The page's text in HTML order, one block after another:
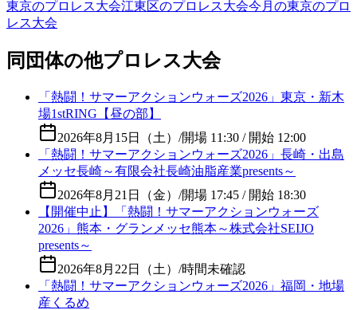
東京のプロレス大会江東区のプロレス大会今月の東京のプロ
レス大会
同団体の他プロレス大会
「熱闘！サマーアクションウォーズ2026」東京・新木
場1stRING【昼の部】
2026年8月15日（土） /開場 11:30 / 開始 12:00
「熱闘！サマーアクションウォーズ2026」長崎・出島
メッセ長崎～有限会社長崎油脂産業presents～
2026年8月21日（金） /開場 17:45 / 開始 18:30
【開催中止】「熱闘！サマーアクションウォーズ
2026」熊本・グランメッセ熊本～株式会社SEIJO
presents～
2026年8月22日（土） /時間未確認
「熱闘！サマーアクションウォーズ2026」福岡・地場
産くるめ